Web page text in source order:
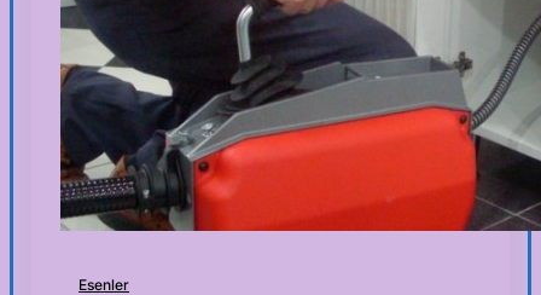
Esenler